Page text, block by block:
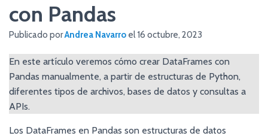
con Pandas
Publicado porAndrea Navarro el16 octubre, 2023
En este artículo veremos cómo crear DataFrames con
Pandas manualmente, a partir de estructuras de Python,
diferentes tipos de archivos, bases de datos y consultas a
APIs.
Los DataFrames en Pandas son estructuras de datos